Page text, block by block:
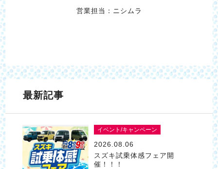
営業担当：ニシムラ
最新記事
イベント/キャンペーン
2026.08.06
スズキ試乗体感フェア開
催！！！